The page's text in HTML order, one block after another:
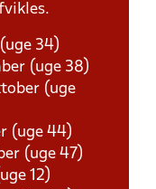
34)
(uge 38)
(uge
(uge 44)
(uge 47)
12)